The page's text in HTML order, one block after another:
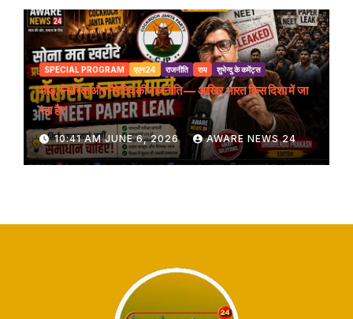
SPECIAL PROGRAM एएन24 राजनीति राय शुभेन्दु के कमेंट्स
भीड़, निर्भरता और नैरेटिव की राजनीति — आखिर भारत किस दिशा में जा
रहा है?
10:41 AM JUNE 6, 2026 AWARE NEWS 24